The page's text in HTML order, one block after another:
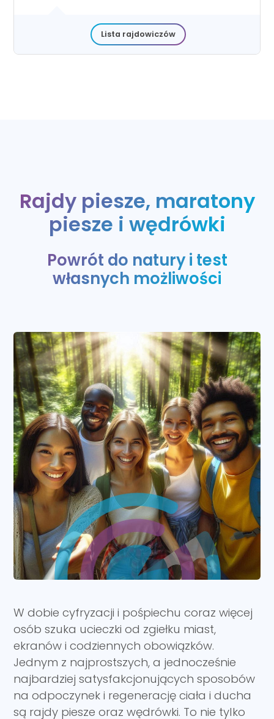
Lista rajdowiczów
Rajdy piesze, maratony
piesze i wędrówki
Powrót do natury i test
własnych możliwości
W dobie cyfryzacji i pośpiechu coraz więcej
osób szuka ucieczki od zgiełku miast,
ekranów i codziennych obowiązków.
Jednym z najprostszych, a jednocześnie
najbardziej satysfakcjonujących sposobów
na odpoczynek i regenerację ciała i ducha
są rajdy piesze oraz wędrówki. To nie tylko